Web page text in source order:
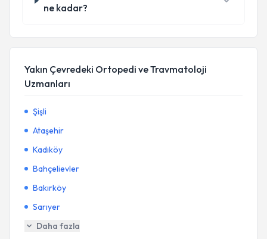
ne kadar?
Yakın Çevredeki Ortopedi ve Travmatoloji
Uzmanları
Şişli
Ataşehir
Kadıköy
Bahçelievler
Bakırköy
Sarıyer
Daha fazla